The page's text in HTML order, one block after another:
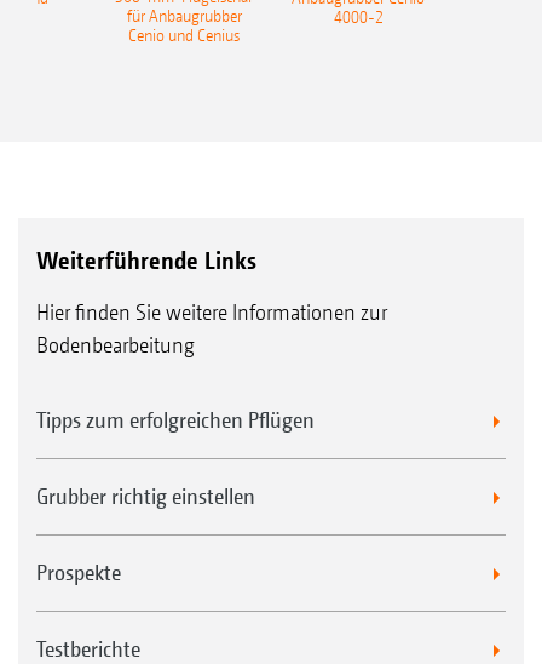
für Anbaugrubber
Cenio und Cenius
4000-2
Weiterführende Links
Hier finden Sie weitere Informationen zur
Bodenbearbeitung
Tipps zum erfolgreichen Pflügen
Grubber richtig einstellen
Prospekte
Testberichte